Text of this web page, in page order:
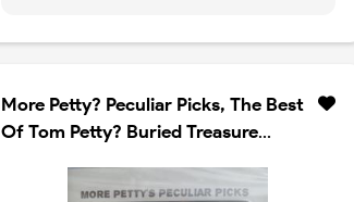
More Petty? Peculiar Picks, The Best
Of Tom Petty? Buried Treasure